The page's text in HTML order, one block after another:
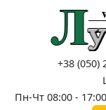
+38 (050)
Пн-Чт 08:00 -